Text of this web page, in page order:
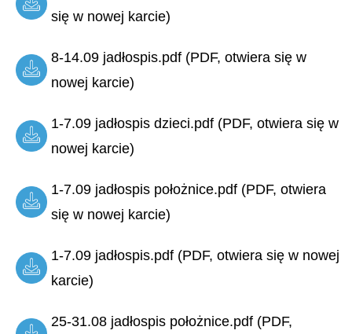
się w nowej karcie)
8-14.09 jadłospis.pdf (PDF, otwiera się w
nowej karcie)
1-7.09 jadłospis dzieci.pdf (PDF, otwiera się w
nowej karcie)
1-7.09 jadłospis położnice.pdf (PDF, otwiera
się w nowej karcie)
1-7.09 jadłospis.pdf (PDF, otwiera się w nowej
karcie)
25-31.08 jadłospis położnice.pdf (PDF,